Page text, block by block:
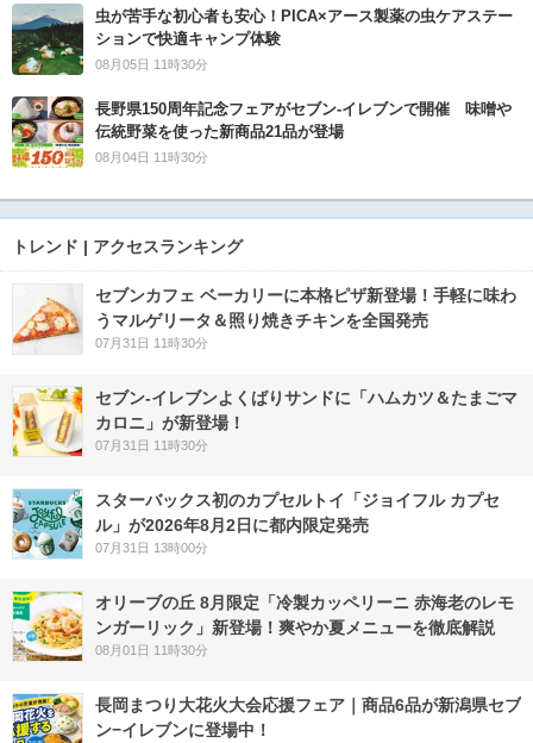
虫が苦手な初心者も安心！PICA×アース製薬の虫ケアステー
ションで快適キャンプ体験
08月05日 11時30分
長野県150周年記念フェアがセブン-イレブンで開催 味噌や
伝統野菜を使った新商品21品が登場
08月04日 11時30分
トレンド | アクセスランキング
セブンカフェ ベーカリーに本格ピザ新登場！手軽に味わ
うマルゲリータ＆照り焼きチキンを全国発売
07月31日 11時30分
セブン‐イレブンよくばりサンドに「ハムカツ＆たまごマ
カロニ」が新登場！
07月31日 11時30分
スターバックス初のカプセルトイ「ジョイフル カプセ
ル」が2026年8月2日に都内限定発売
07月31日 13時00分
オリーブの丘 8月限定「冷製カッペリーニ 赤海老のレモ
ンガーリック」新登場！爽やか夏メニューを徹底解説
08月01日 11時30分
長岡まつり大花火大会応援フェア｜商品6品が新潟県セブ
ン−イレブンに登場中！